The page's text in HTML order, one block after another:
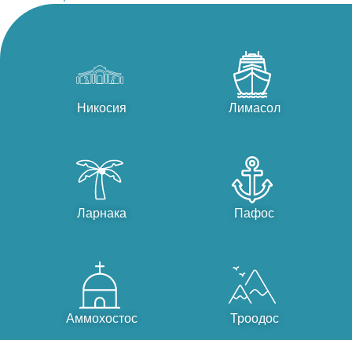
Никосия
Ларнака
Аммохостос
Лимасол
Пафос
Троодос